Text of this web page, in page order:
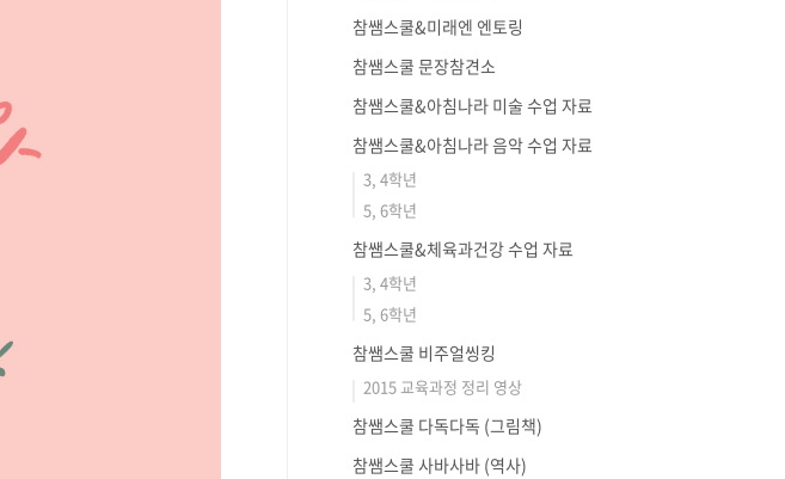
참쌤스쿨&미래엔 엔토링
참쌤스쿨 문장참견소
참쌤스쿨&아침나라 미술 수업 자료
참쌤스쿨&아침나라 음악 수업 자료
3, 4학년
5, 6학년
참쌤스쿨&체육과건강 수업 자료
3, 4학년
5, 6학년
참쌤스쿨 비주얼씽킹
2015 교육과정 정리 영상
참쌤스쿨 다독다독 (그림책)
참쌤스쿨 사바사바 (역사)